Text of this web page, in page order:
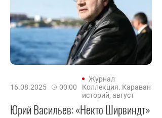
16.08.2025 00:00
Журнал
Коллекция. Караван
историй, август
Юрий Васильев: «Некто Ширвиндт»